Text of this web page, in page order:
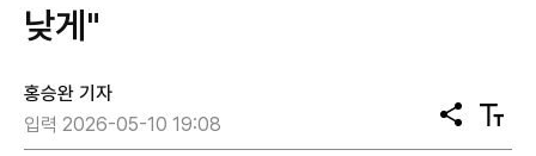
낮게"
홍승완 기자
입력 2026-05-10 19:08
공
유
텍
스